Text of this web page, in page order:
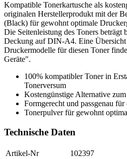
Kompatible Tonerkartusche als
originalen Herstellerprodukt mit der
(Black) für gewohnt optimale
Die Seitenleistung des Toners beträgt
Deckung auf DIN-A4. Eine Übersicht
Druckermodelle für diesen Toner
Geräte".
100% kompatibler Toner in
Tonerversum
Kostengünstige Alternative
Formgerecht und passgenau
Tonerpulver für gewohnt
Technische Daten
Artikel-Nr
102397